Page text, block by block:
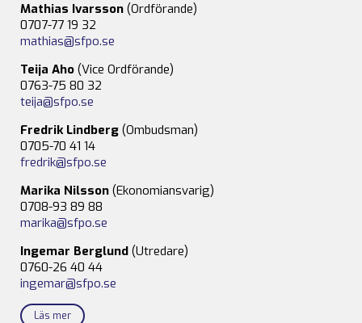
Mathias Ivarsson (Ordförande)
0707-77 19 32
mathias@sfpo.se
Teija Aho (Vice Ordförande)
0763-75 80 32
teija@sfpo.se
Fredrik Lindberg (Ombudsman)
0705-70 41 14
fredrik@sfpo.se
Marika Nilsson (Ekonomiansvarig)
0708-93 89 88
marika@sfpo.se
Ingemar Berglund (Utredare)
0760-26 40 44
ingemar@sfpo.se
Läs mer